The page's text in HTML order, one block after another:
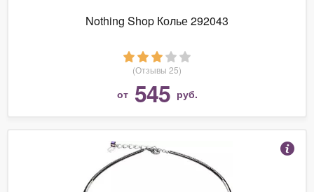
Nothing Shop Колье 292043
(Отзывы 25)
от 545 руб.